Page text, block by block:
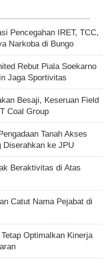
Pencegahan IRET, TCC,
Narkoba di Bungo
Rebut Piala Soekarno
Jaga Sportivitas
Besaji, Keseruan Field
Coal Group
Tanah Akses
Diserahkan ke JPU
Beraktivitas di Atas
Catut Nama Pejabat di
Optimalkan Kinerja